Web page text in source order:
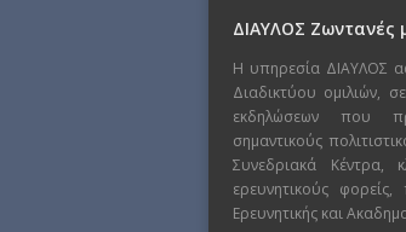
ΔΙΑΥΛΟΣ Ζωντανές
Η υπηρεσία ΔΙΑΥΛΟΣ
Διαδικτύου ομιλιών,
εκδηλώσεων που
σημαντικούς
Συνεδριακά
ερευνητικούς
Ερευνητικής και